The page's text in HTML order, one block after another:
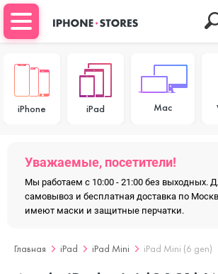
iPhone iPad Mac
Уважаемые, посетители!
Мы работаем с 10:00 - 21:00 без выходных.
самовывоз и бесплатная доставка по
имеют маски и защитные перчатки.
Главная iPad iPad Mini iPad Mini (6 gen)